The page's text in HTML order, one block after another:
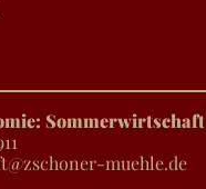
Sommerwirtschaft
muehle.de